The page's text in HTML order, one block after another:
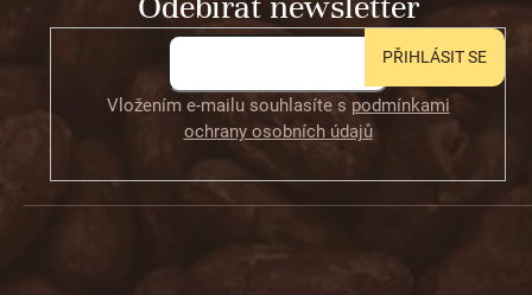
y
v
i
u
Vložením e-mailu souhlasíte s podmínkami
ochrany osobních údajů
PŘIHLÁSIT SE